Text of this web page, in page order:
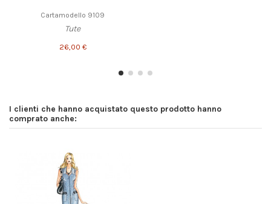
Cartamodello 9109
Tute
26,00 €
I clienti che hanno acquistato questo prodotto hanno
comprato anche: